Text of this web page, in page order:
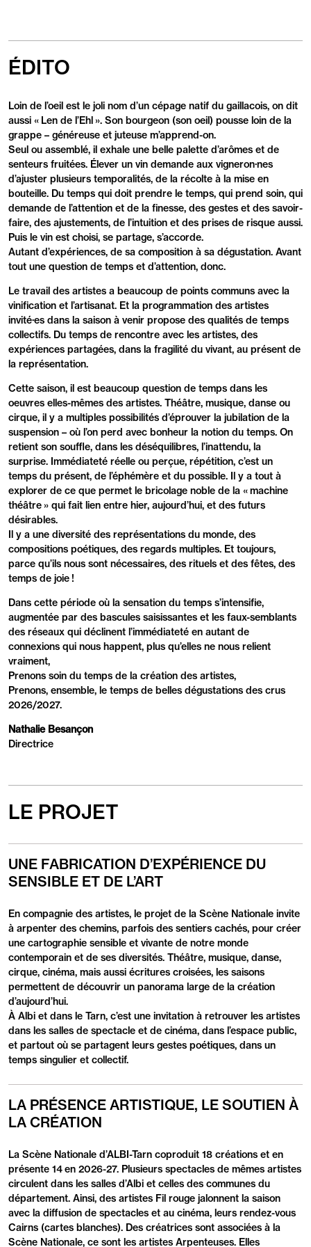
ÉDITO
Loin de l’oeil est le joli nom d’un cépage natif du gaillacois, on dit
aussi « Len de l’Ehl ». Son bourgeon (son oeil) pousse loin de la
grappe – généreuse et juteuse m’apprend-on.
Seul ou assemblé, il exhale une belle palette d’arômes et de
senteurs fruitées. Élever un vin demande aux vigneron·nes
d’ajuster plusieurs temporalités, de la récolte à la mise en
bouteille. Du temps qui doit prendre le temps, qui prend soin, qui
demande de l’attention et de la finesse, des gestes et des savoir-
faire, des ajustements, de l’intuition et des prises de risque aussi.
Puis le vin est choisi, se partage, s’accorde.
Autant d’expériences, de sa composition à sa dégustation. Avant
tout une question de temps et d’attention, donc.
Le travail des artistes a beaucoup de points communs avec la
vinification et l’artisanat. Et la programmation des artistes
invité·es dans la saison à venir propose des qualités de temps
collectifs. Du temps de rencontre avec les artistes, des
expériences partagées, dans la fragilité du vivant, au présent de
la représentation.
Cette saison, il est beaucoup question de temps dans les
oeuvres elles-mêmes des artistes. Théâtre, musique, danse ou
cirque, il y a multiples possibilités d’éprouver la jubilation de la
suspension – où l’on perd avec bonheur la notion du temps. On
retient son souffle, dans les déséquilibres, l’inattendu, la
surprise. Immédiateté réelle ou perçue, répétition, c’est un
temps du présent, de l’éphémère et du possible. Il y a tout à
explorer de ce que permet le bricolage noble de la « machine
théâtre » qui fait lien entre hier, aujourd’hui, et des futurs
désirables.
Il y a une diversité des représentations du monde, des
compositions poétiques, des regards multiples. Et toujours,
parce qu’ils nous sont nécessaires, des rituels et des fêtes, des
temps de joie !
Dans cette période où la sensation du temps s’intensifie,
augmentée par des bascules saisissantes et les faux-semblants
des réseaux qui déclinent l’immédiateté en autant de
connexions qui nous happent, plus qu’elles ne nous relient
vraiment,
Prenons soin du temps de la création des artistes,
Prenons, ensemble, le temps de belles dégustations des crus
2026/2027.
Nathalie Besançon
Directrice
LE PROJET
UNE FABRICATION D’EXPÉRIENCE DU
SENSIBLE ET DE L’ART
En compagnie des artistes, le projet de la Scène Nationale invite
à arpenter des chemins, parfois des sentiers cachés, pour créer
une cartographie sensible et vivante de notre monde
contemporain et de ses diversités. Théâtre, musique, danse,
cirque, cinéma, mais aussi écritures croisées, les saisons
permettent de découvrir un panorama large de la création
d’aujourd’hui.
À Albi et dans le Tarn, c’est une invitation à retrouver les artistes
dans les salles de spectacle et de cinéma, dans l’espace public,
et partout où se partagent leurs gestes poétiques, dans un
temps singulier et collectif.
LA PRÉSENCE ARTISTIQUE, LE SOUTIEN À
LA CRÉATION
La Scène Nationale d’ALBI-Tarn coproduit 18 créations et en
présente 14 en 2026-27. Plusieurs spectacles de mêmes artistes
circulent dans les salles d’Albi et celles des communes du
département. Ainsi, des artistes Fil rouge jalonnent la saison
avec la diffusion de spectacles et au cinéma, leurs rendez-vous
Cairns (cartes blanches). Des créatrices sont associées à la
Scène Nationale, ce sont les artistes Arpenteuses. Elles